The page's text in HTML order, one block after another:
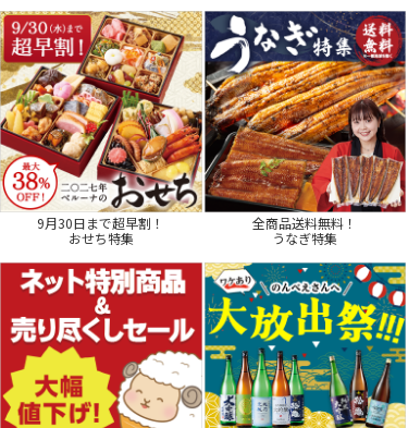
9月30日まで超早割！
おせち特集
全商品送料無料！
うなぎ特集